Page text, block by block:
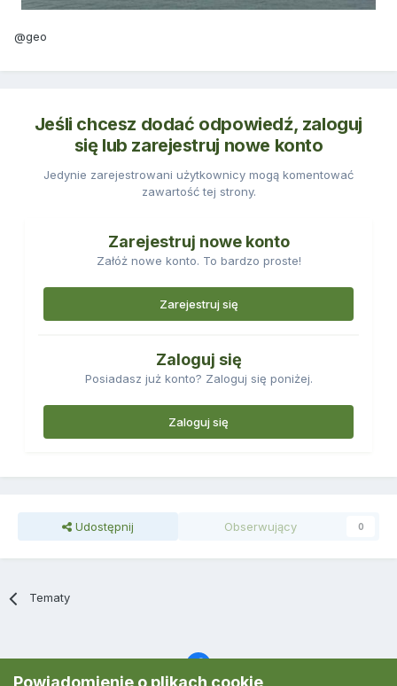
@geo
Jeśli chcesz dodać odpowiedź, zaloguj
się lub zarejestruj nowe konto
Jedynie zarejestrowani użytkownicy mogą komentować
zawartość tej strony.
Zarejestruj nowe konto
Załóż nowe konto. To bardzo proste!
Zarejestruj się
Zaloguj się
Posiadasz już konto? Zaloguj się poniżej.
Zaloguj się
Udostępnij Obserwujący 0
Tematy
Powiadomienie o plikach cookie